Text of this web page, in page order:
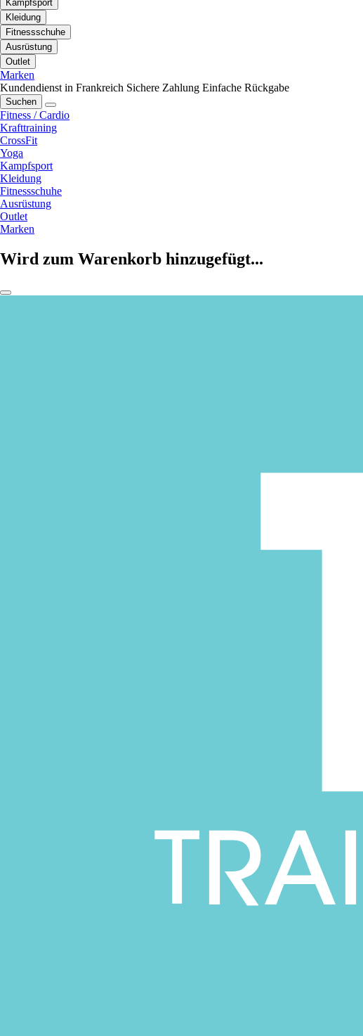
Kampfsport
Kleidung
Fitnessschuhe
Ausrüstung
Outlet
Marken
Kundendienst in Frankreich Sichere Zahlung Einfache Rückgabe
Suchen
Fitness / Cardio
Krafttraining
CrossFit
Yoga
Kampfsport
Kleidung
Fitnessschuhe
Ausrüstung
Outlet
Marken
Wird zum Warenkorb hinzugefügt...